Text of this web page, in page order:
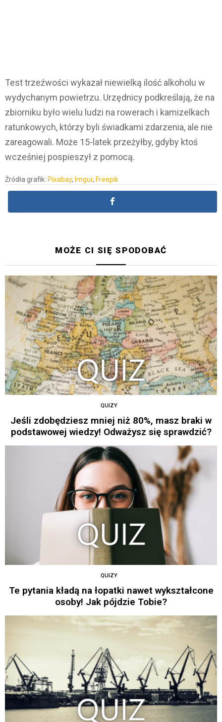
Test trzeźwości wykazał niewielką ilość alkoholu w
wydychanym powietrzu. Urzędnicy podkreślają, że na
zbiorniku było wielu ludzi na rowerach i kamizelkach
ratunkowych, którzy byli świadkami zdarzenia, ale nie
zareagowali. Może 15-latek przeżyłby, gdyby ktoś
wcześniej pospieszył z pomocą.
Źródła grafik: Pixabay, Imgur, Freepik
MOŻE CI SIĘ SPODOBAĆ
QUIZY
Jeśli zdobędziesz mniej niż 80%, masz braki w
podstawowej wiedzy! Odważysz się sprawdzić?
QUIZY
Te pytania kładą na łopatki nawet wykształcone
osoby! Jak pójdzie Tobie?